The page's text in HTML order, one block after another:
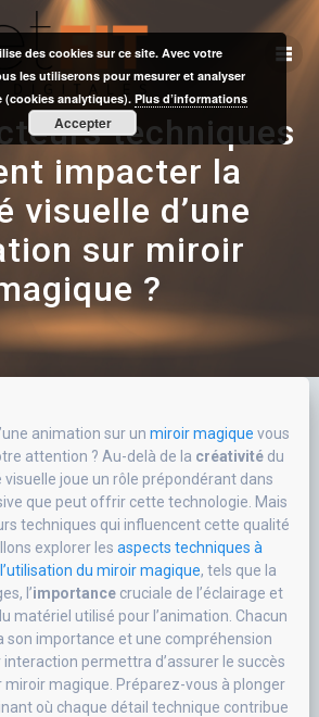
Skip
to
content
techniques
impacter la
visuelle d’une
sur miroir
?
animation sur unmiroir magique vous
attention ? Au-delà de la créativité du
visuelle joue un rôle prépondérant dans
que peut offrir cette technologie. Mais
techniques qui influencent cette qualité
explorer lesaspects techniques à
du miroir magique, tels que la
l’importancecruciale de l’éclairage et
matériel utilisé pour l’animation. Chacun
son importance et une compréhension
permettra d’assurer le succès
miroir magique. Préparez-vous à plonger
où chaque détail technique contribue
des cookies sur ce site. Avec votre
les utiliserons pour mesurer et analyser
analytiques).Plus d’informations
Accepter